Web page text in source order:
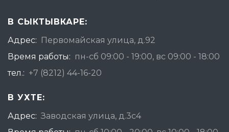
В СЫКТЫВКАРЕ:
Адрес: Первомайская улица, д.92
Время работы: пн-сб 09:00 - 19:00, вс 09:00 - 18:00
тел.: +7 (8212) 44-16-20
В УХТЕ:
Адрес: Заводская улица, д.3с4